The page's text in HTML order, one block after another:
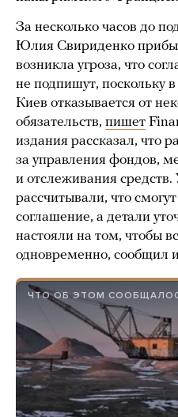
За несколько часов до
Юлия Свириденко
возникла угроза, что
не подпишут, поскольку
Киев отказывается от
обязательств, пишет
издания рассказал, что
за управления фондов,
и отслеживания
рассчитывали, что
соглашение, а детали
настояли на том, чтобы
одновременно, сообщил
ЧТО ОБ ЭТОМ